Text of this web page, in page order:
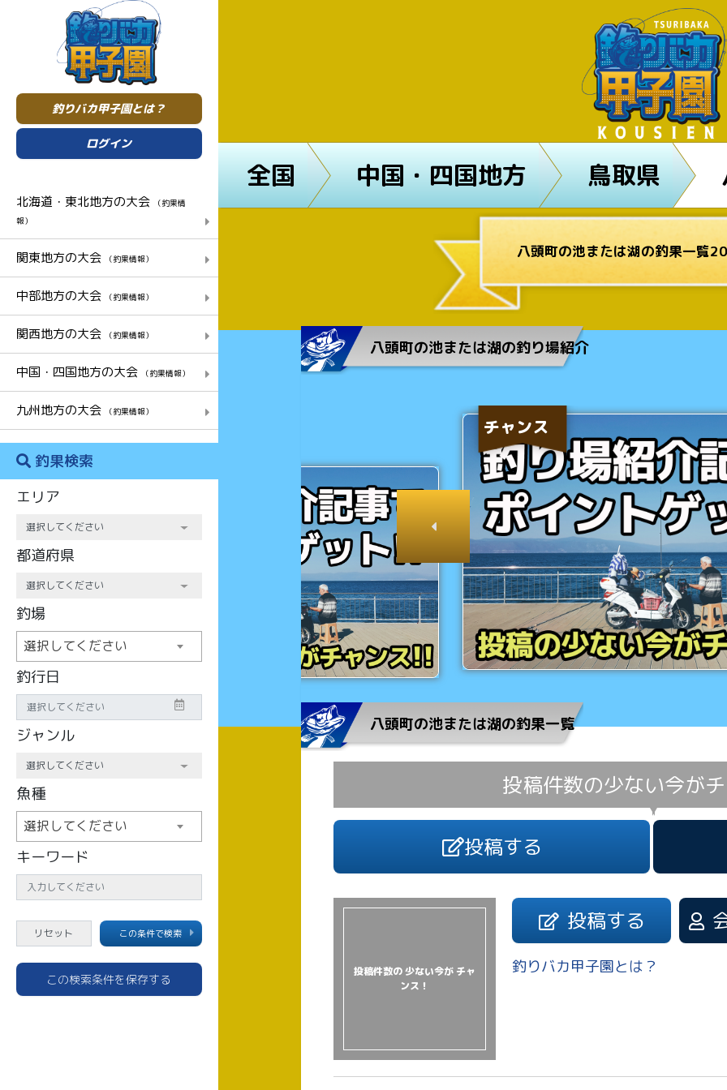
釣りバカ甲子園とは？
ログイン
北海道・東北地方の大会
（釣果情
報）
関東地方の大会 （釣果情報）
中部地方の大会 （釣果情報）
関西地方の大会 （釣果情報）
中国・四国地方の大会 （釣果情報）
九州地方の大会 （釣果情報）
釣果検索
エリア
都道府県
釣場
選択してください
釣行日
ジャンル
魚種
選択してください
キーワード
この条件で検索
この検索条件を保存する
全国 中国・四国地方 鳥取県
八頭町の池または湖の釣果一覧
八頭町の池または湖の釣り場紹介
チャンス
チャンス
八頭町の池または湖の釣果一覧
投稿件数の少ない今が
投稿する
投稿件数の 少ない今が チャ
ンス！
投稿する
釣りバカ甲子園とは？